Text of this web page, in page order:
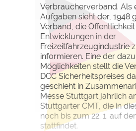
Verbraucherverband. Als
Aufgaben sieht der, 1948
Verband, die
Entwicklungen in der
Freizeitfahrzeugindustrie
informieren. Eine der
Möglichkeiten stellt die
DCC Sicherheitspreises
geschieht in
Messe Stuttgart jährlich
Stuttgarter CMT, die in
noch bis zum 22. 1. auf
stattfindet.